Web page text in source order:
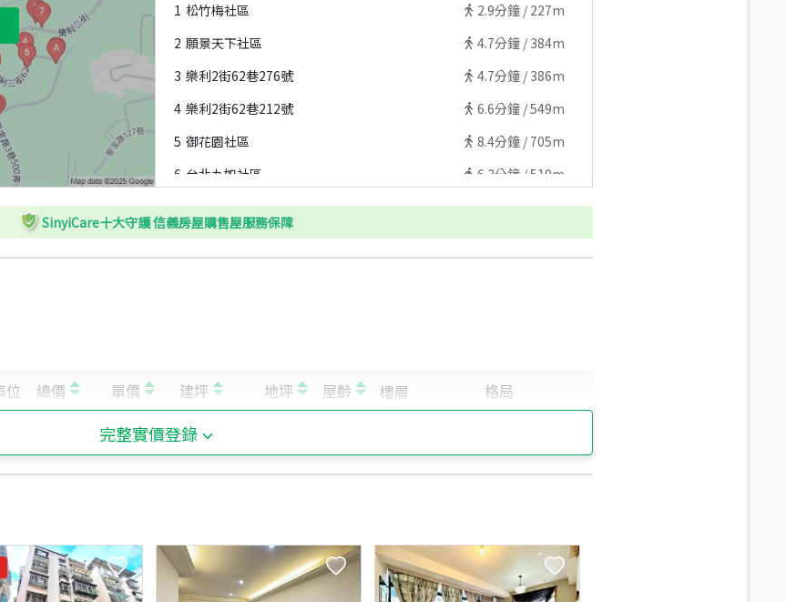
1 松竹梅社區 2.9分鐘 / 227m
2 願景天下社區 4.7分鐘 / 384m
3 樂利2街62巷276號 4.7分鐘 / 386m
4 樂利2街62巷212號 6.6分鐘 /549m
5 御花園社區 8.4分鐘 / 705m
6 台北九如社區 6.2分鐘 / 519m
7 莫內花園社區 8.7分鐘 /724m
8 真善美社區 5分鐘 /384m
D 樂利三街32巷 13.4分鐘 /
SinyiCare十大守護 信義房屋購售屋服務保障
完整實價登錄